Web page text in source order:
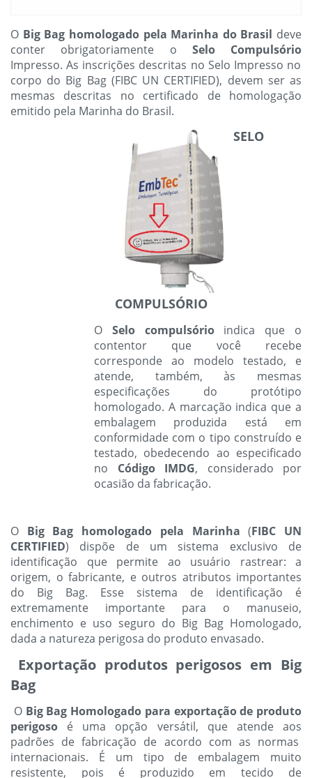
O Big Bag homologado pela Marinha do Brasil deve
conter obrigatoriamente o Selo Compulsório
Impresso. As inscrições descritas no Selo Impresso no
corpo do Big Bag (FIBC UN CERTIFIED), devem ser as
mesmas descritas no certificado de homologação
emitido pela Marinha do Brasil.
SELO
COMPULSÓRIO
O Selo compulsórioindica que o
contentor que você recebe
corresponde ao modelo testado, e
atende, também, às mesmas
especificações do protótipo
homologado. A marcação indica que a
embalagem produzida está em
conformidade com o tipo construído e
testado, obedecendo ao especificado
no Código IMDG, considerado por
ocasião da fabricação.
O Big Bag homologado pela Marinha (FIBC UN
CERTIFIED) dispõe de um sistema exclusivo de
identificação que permite ao usuário rastrear: a
origem, o fabricante, e outros atributos importantes
do Big Bag. Esse sistema de identificação é
extremamente importante para o manuseio,
enchimento e uso seguro do Big Bag Homologado,
dada a natureza perigosa do produto envasado.
Exportação produtos perigosos em Big
Bag
O Big Bag Homologado para exportação de produto
perigoso é uma opção versátil, que atende aos
padrões de fabricação de acordo com as normas
internacionais. É um tipo de embalagem muito
resistente, pois é produzido em tecido de